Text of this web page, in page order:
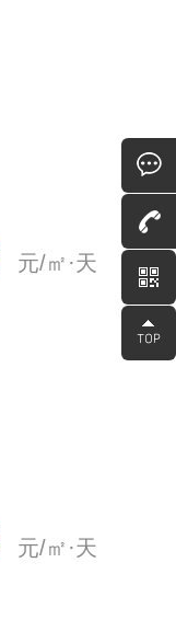
元/㎡·天
元/㎡·天